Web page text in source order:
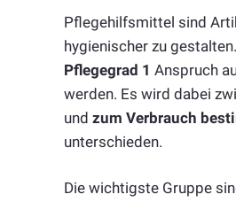
Pflegehilfsmittel sind
hygienischer zu
Pflegegrad 1 Anspruch
werden. Es wird dabei
und zum Verbrauch
unterschieden.
Die wichtigste Gruppe